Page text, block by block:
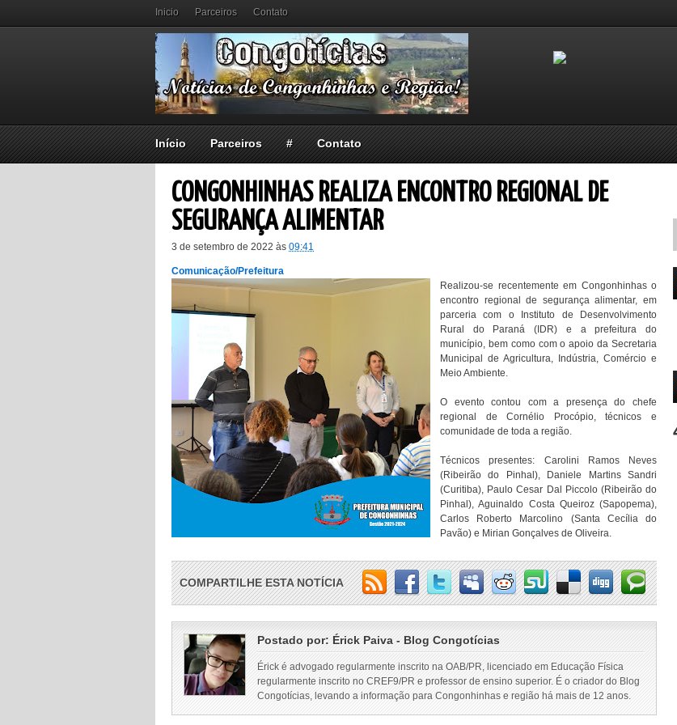
Inicio Parceiros Contato
Início Parceiros # Contato
CONGONHINHAS REALIZA ENCONTRO REGIONAL DE
SEGURANÇA ALIMENTAR
3 de setembro de 2022 às 09:41
Comunicação/Prefeitura
Realizou-se recentemente em Congonhinhas o
encontro regional de segurança alimentar, em
parceria com o Instituto de Desenvolvimento
Rural do Paraná (IDR) e a prefeitura do
município, bem como com o apoio da Secretaria
Municipal de Agricultura, Indústria, Comércio e
Meio Ambiente.
O evento contou com a presença do chefe
regional de Cornélio Procópio, técnicos e
comunidade de toda a região.
Técnicos presentes: Carolini Ramos Neves
(Ribeirão do Pinhal), Daniele Martins Sandri
(Curitiba), Paulo Cesar Dal Piccolo (Ribeirão do
Pinhal), Aguinaldo Costa Queiroz (Sapopema),
Carlos Roberto Marcolino (Santa Cecília do
Pavão) e Mirian Gonçalves de Oliveira.
COMPARTILHE ESTA NOTÍCIA
Postado por: Érick Paiva - Blog Congotícias
Érick é advogado regularmente inscrito na OAB/PR, licenciado em Educação Física
regularmente inscrito no CREF9/PR e professor de ensino superior. É o criador do Blog
Congotícias, levando a informação para Congonhinhas e região há mais de 12 anos.